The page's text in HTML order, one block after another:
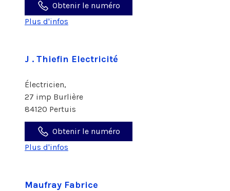
Obtenir le numéro
Plus d'infos
J . Thiefin Electricité
Électricien,
27 imp Burlière
84120 Pertuis
Obtenir le numéro
Plus d'infos
Maufray Fabrice